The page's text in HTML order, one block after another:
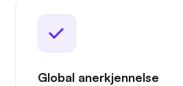
Global anerkjennelse